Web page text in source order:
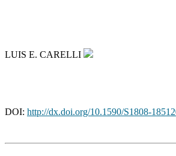
LUIS E. CARELLI
DOI: http://dx.doi.org/10.1590/S1808-